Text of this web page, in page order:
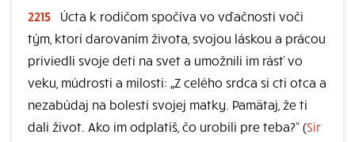
2215
Úcta k rodičom spočíva vo vďačnosti voči
tým, ktorí darovaním života, svojou láskou a prácou
priviedli svoje deti na svet a umožnili im rásť vo
veku, múdrosti a milosti: „Z celého srdca si cti otca a
nezabúdaj na bolesti svojej matky. Pamätaj, že ti
dali život. Ako im odplatíš, čo urobili pre teba?“ (Sir